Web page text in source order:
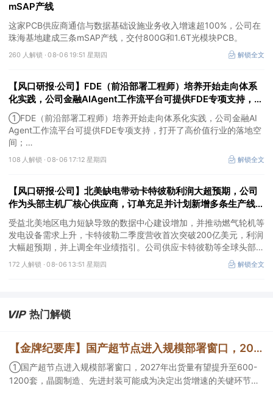
mSAP产线
这家PCB供应商通信与数据基础设施业务收入增速超100%，公司在
珠海基地建成三条mSAP产线，交付800G和1.6T光模块PCB。
260 人解锁 ·08-06 19:51 星期四 解锁全文
【风口研报·公司】FDE（前沿部署工程师）培养开始走向体系
化实践，公司金融AIAgent工作流平台可提供FDE专项支持，打
开了高价值行业的落地空间；另有公司兼具成长强确定性、低估
值、高股息属性
①FDE（前沿部署工程师）培养开始走向体系化实践，公司金融AI
Agent工作流平台可提供FDE专项支持，打开了高价值行业的落地空
间；
②这家公司兼具成长强确定性、低估值、高股息属性，受益于国内
外贸易额高速增长，且还有AI应用加速渗透+跨境支付等成长极。
108 人解锁 ·08-06 17:12 星期四 解锁全文
【风口研报·公司】北美缺电带动卡特彼勒利润大超预期，公司
作为头部主机厂核心供应商，订单充足并计划新增多条生产线，
有望抢抓算力备电新机
受益北美地区电力短缺导致的数据中心建设增加，并推动燃气轮机等
发电设备需求上升，卡特彼勒二季度营收首次突破200亿美元，利润
大幅超预期，并上调全年业绩指引。公司供应卡特彼勒等全球头部发
动机主机厂，产品订单充足，并计划2026年新增多条生产线，同时
海外泰国工厂建设顺利推进，有望抢抓算力备电新机，打开成长空
172 人解锁 ·08-06 13:51 星期四 解锁全文
热门解锁
【金牌纪要库】国产超节点进入规模部署窗口，2027年出货量有望提升至600-1200套，晶圆制造、先进封装可能成为决定出货增速的关键环节
①国产超节点进入规模部署窗口，2027年出货量有望提升至600-
1200套，晶圆制造、先进封装可能成为决定出货增速的关键环节；